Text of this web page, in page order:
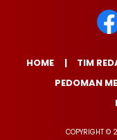
HOME TIM
PEDOMAN
COPYRIGHT ©